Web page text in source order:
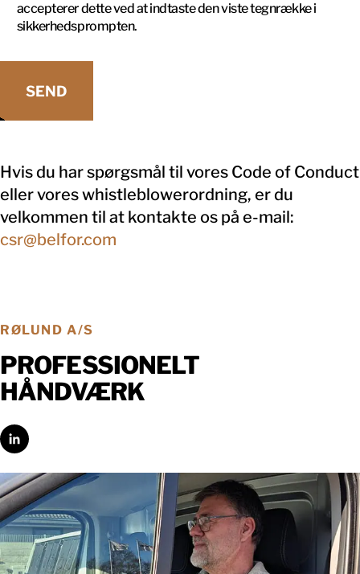
accepterer dette ved at indtaste den viste tegnrække i
sikkerhedsprompten.
Hvis du har spørgsmål til vores Code of Conduct
eller vores whistleblowerordning, er du
velkommen til at kontakte os på e-mail:
csr@belfor.com
RØLUND A/S
PROFESSIONELT
HÅNDVÆRK